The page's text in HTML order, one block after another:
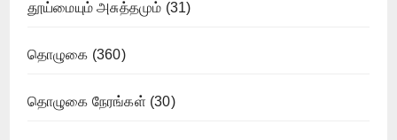
தூய்மையும் அசுத்தமும் (31)
தொழுகை (360)
தொழுகை நேரங்கள் (30)